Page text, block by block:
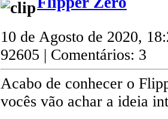
10 de Agosto de 2020,
92605 | Comentários: 3
Acabo de conhecer o
vocês vão achar a ideia